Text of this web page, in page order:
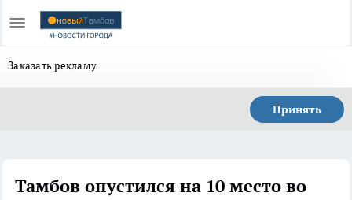
Заказать рекламу
Принять
Тамбов опустился на 10 место во